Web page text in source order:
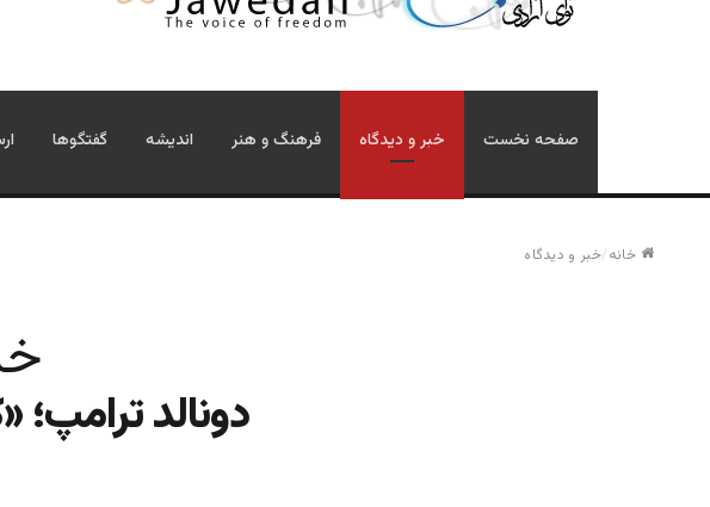
صفحه نخست خبر و دیدگاه فرهنگ و هنر اندیشه گفتگوها
خانه/خبر و دیدگاه
دونالد